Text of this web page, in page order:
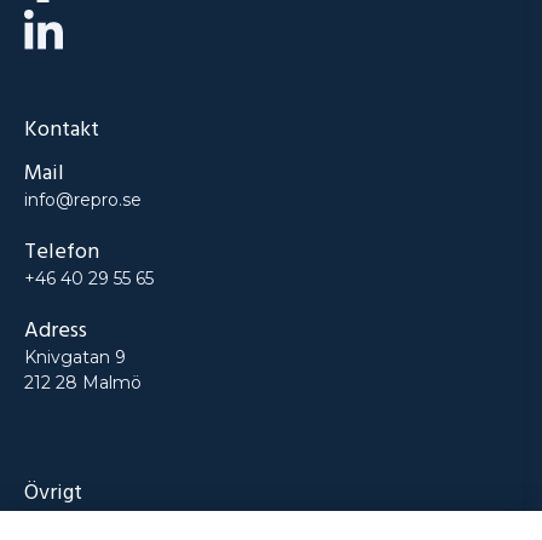
Kontakt
Mail
info@repro.se
Telefon
+46 40 29 55 65
Adress
Knivgatan 9
212 28 Malmö
Övrigt